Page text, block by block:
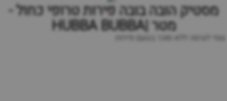
מסטיק הובה בובה פירות טרופי כחול -
מטר |HUBBA BUBBA
גומי לעיסה ללא סוכר בטעם פירות